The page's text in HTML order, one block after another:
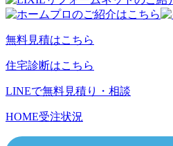
無料見積はこちら
住宅診断はこちら
LINEで無料見積り・相談
HOME受注状況